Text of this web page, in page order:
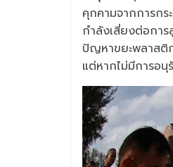
คุกคามจากการกร
กำลังเสี่ยงต่อกา
ปัญหาขยะพลาสติ
แต่หากไม่มีการอ